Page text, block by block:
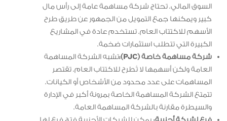
السوق المالي. تحتاج شركة مساهمة عامة إلى رأس مال
كبير ويمكنها جمع التمويل من الجمهور عن طريق طرح
الأسهم للاكتتاب العام. تستخدم عادة في المشاريع
الكبيرة التي تتطلب استثمارات ضخمة.
شركة مساهمة خاصة (PJC):
تشبه الشركة المساهمة
العامة ولكن أسهمها لا تُطرح للاكتتاب العام. تقتصر
المساهمات على عدد محدود من الأشخاص أو الكيانات.
تتمتع الشركة المساهمة الخاصة بمرونة أكبر في الإدارة
والسيطرة مقارنة بالشركة المساهمة العامة.